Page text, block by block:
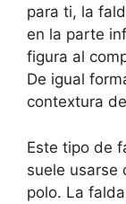
para ti, la
en la parte
figura al
De igual
contextura
Este tipo de
suele usarse
polo. La